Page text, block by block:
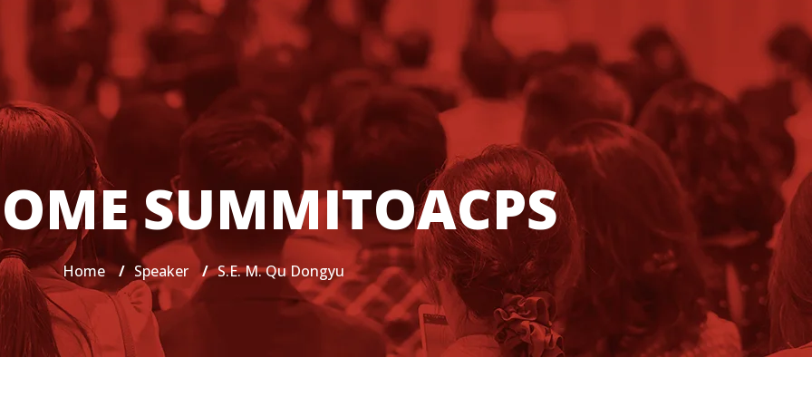
SUMMITOACPS
Home / Speaker / S.E. M. Qu Dongyu